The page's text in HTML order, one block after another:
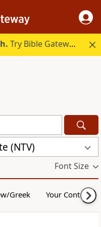
Try Bible Gateway Plus.
(NTV)
Font Size
Greek Your Content